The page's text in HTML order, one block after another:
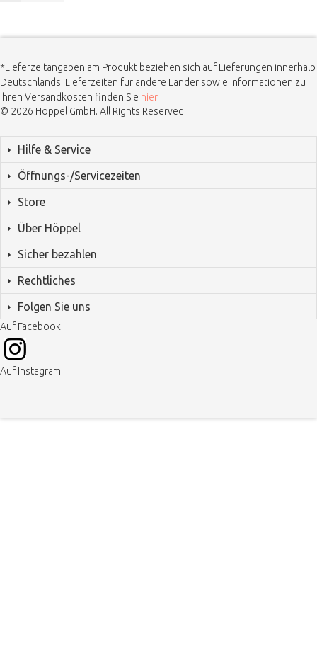
*Lieferzeitangaben am Produkt beziehen sich auf Lieferungen innerhalb
Deutschlands. Lieferzeiten für andere Länder sowie Informationen zu
Ihren Versandkosten finden Sie hier.
© 2026 Höppel GmbH. All Rights Reserved.
Hilfe & Service
Öffnungs-/Servicezeiten
Store
Über Höppel
Sicher bezahlen
Rechtliches
Folgen Sie uns
Auf Facebook
Auf Instagram